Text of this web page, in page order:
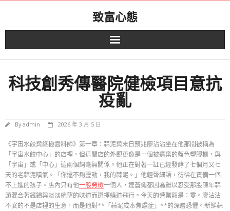
致富心態
科技創秀傳醫院健檢項目意抗
疫亂
Byadmin 2026 年 3 月 5 日
《宇宙水餃與終極醬料師》第一章：蒜泥與末日預兆廖沾沾坐在他那間被稱為
「宇宙水餃中心」的店裡，但這間店的外觀更像是一個被遺棄的藍色塑膠棚，與
「宇宙」或「中心」這兩個詞毫無關係。他正在對著一缸已經發酵了七個月又七
天的老蒜泥嘆氣。「你還不夠靈動，我的蒜泥。」他輕聲細語，彷彿在責備一個
不上進的孩子。店內只有他一般勞檢一個人，連蒼蠅都因為難以忍受那股陳年蒜
頭混合著鐵鏽與淡淡絕望的味道而選擇繞道飛行。今天的營業額是：零。廖沾沾
不安的不是店裡的生意，而是他對**「蒜泥成本焦慮症」**的深層恐懼。新鮮蒜